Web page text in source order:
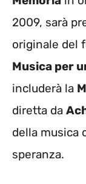
2009, sarà
originale del
Musica per
includerà la
diretta da
della musica
speranza.